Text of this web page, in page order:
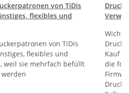
von TiDis
flexibles und
von TiDis
flexibles und
weil sie mehrfach befüllt
Kauf
die